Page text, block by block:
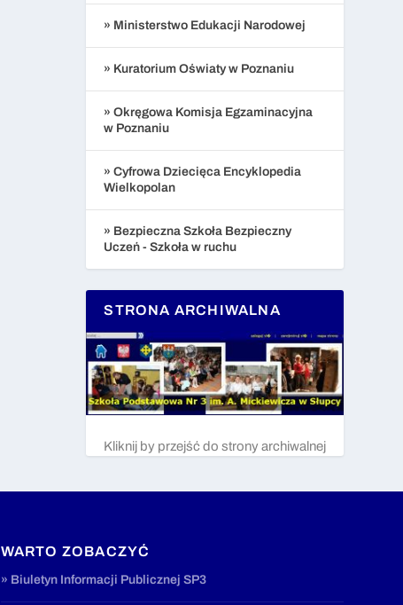
» Ministerstwo Edukacji Narodowej
» Kuratorium Oświaty w Poznaniu
» Okręgowa Komisja Egzaminacyjna
w Poznaniu
» Cyfrowa Dziecięca Encyklopedia
Wielkopolan
» Bezpieczna Szkoła Bezpieczny
Uczeń - Szkoła w ruchu
STRONA ARCHIWALNA
Kliknij by przejść do strony archiwalnej
WARTO ZOBACZYĆ
» Biuletyn Informacji Publicznej SP3